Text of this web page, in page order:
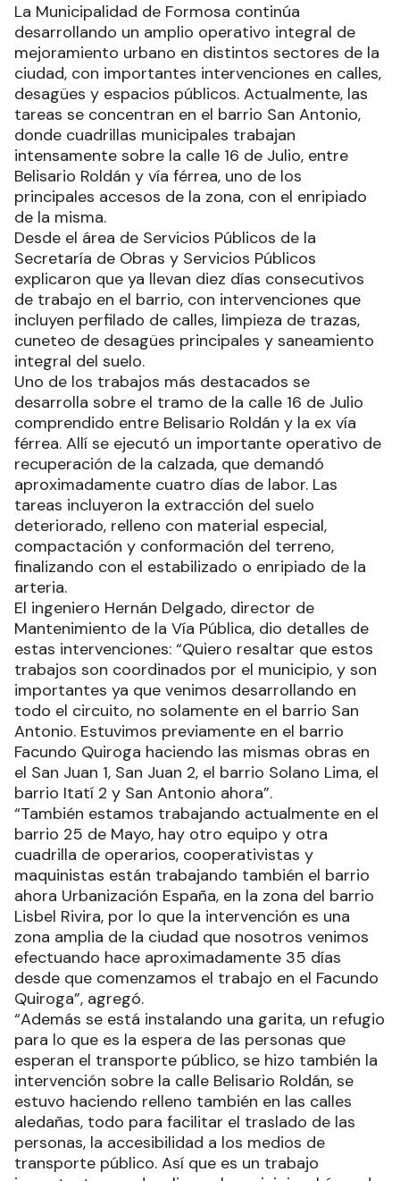
La Municipalidad de Formosa continúa
desarrollando un amplio operativo integral de
mejoramiento urbano en distintos sectores de la
ciudad, con importantes intervenciones en calles,
desagües y espacios públicos. Actualmente, las
tareas se concentran en el barrio San Antonio,
donde cuadrillas municipales trabajan
intensamente sobre la calle 16 de Julio, entre
Belisario Roldán y vía férrea, uno de los
principales accesos de la zona, con el enripiado
de la misma.
Desde el área de Servicios Públicos de la
Secretaría de Obras y Servicios Públicos
explicaron que ya llevan diez días consecutivos
de trabajo en el barrio, con intervenciones que
incluyen perfilado de calles, limpieza de trazas,
cuneteo de desagües principales y saneamiento
integral del suelo.
Uno de los trabajos más destacados se
desarrolla sobre el tramo de la calle 16 de Julio
comprendido entre Belisario Roldán y la ex vía
férrea. Allí se ejecutó un importante operativo de
recuperación de la calzada, que demandó
aproximadamente cuatro días de labor. Las
tareas incluyeron la extracción del suelo
deteriorado, relleno con material especial,
compactación y conformación del terreno,
finalizando con el estabilizado o enripiado de la
arteria.
El ingeniero Hernán Delgado, director de
Mantenimiento de la Vía Pública, dio detalles de
estas intervenciones: “Quiero resaltar que estos
trabajos son coordinados por el municipio, y son
importantes ya que venimos desarrollando en
todo el circuito, no solamente en el barrio San
Antonio. Estuvimos previamente en el barrio
Facundo Quiroga haciendo las mismas obras en
el San Juan 1, San Juan 2, el barrio Solano Lima, el
barrio Itatí 2 y San Antonio ahora”.
“También estamos trabajando actualmente en el
barrio 25 de Mayo, hay otro equipo y otra
cuadrilla de operarios, cooperativistas y
maquinistas están trabajando también el barrio
ahora Urbanización España, en la zona del barrio
Lisbel Rivira, por lo que la intervención es una
zona amplia de la ciudad que nosotros venimos
efectuando hace aproximadamente 35 días
desde que comenzamos el trabajo en el Facundo
Quiroga”, agregó.
“Además se está instalando una garita, un refugio
para lo que es la espera de las personas que
esperan el transporte público, se hizo también la
intervención sobre la calle Belisario Roldán, se
estuvo haciendo relleno también en las calles
aledañas, todo para facilitar el traslado de las
personas, la accesibilidad a los medios de
transporte público. Así que es un trabajo